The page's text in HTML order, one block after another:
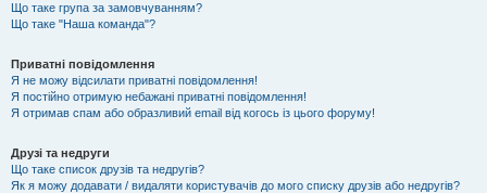
Що таке група за замовчуванням?
Що таке "Наша команда"?
Приватні повідомлення
Я не можу відсилати приватні повідомлення!
Я постійно отримую небажані приватні повідомлення!
Я отримав спам або образливий email від когось із цього форуму!
Друзі та недруги
Що таке список друзів та недругів?
Як я можу додавати / видаляти користувачів до мого списку друзів або недругів?